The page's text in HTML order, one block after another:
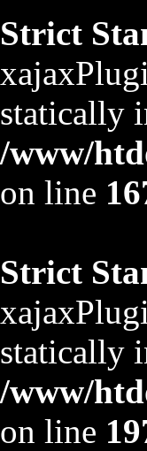
Strict
statically
/www/
on line
Strict
statically
/www/
on line